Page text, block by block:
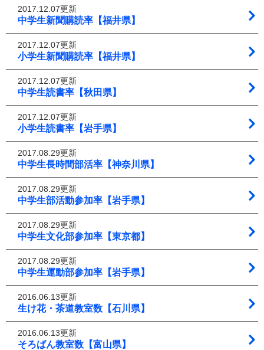
2017.12.07更新
中学生新聞購読率【福井県】
2017.12.07更新
小学生新聞購読率【福井県】
2017.12.07更新
中学生読書率【秋田県】
2017.12.07更新
小学生読書率【岩手県】
2017.08.29更新
中学生長時間部活率【神奈川県】
2017.08.29更新
中学生部活動参加率【岩手県】
2017.08.29更新
中学生文化部参加率【東京都】
2017.08.29更新
中学生運動部参加率【岩手県】
2016.06.13更新
生け花・茶道教室数【石川県】
2016.06.13更新
そろばん教室数【富山県】